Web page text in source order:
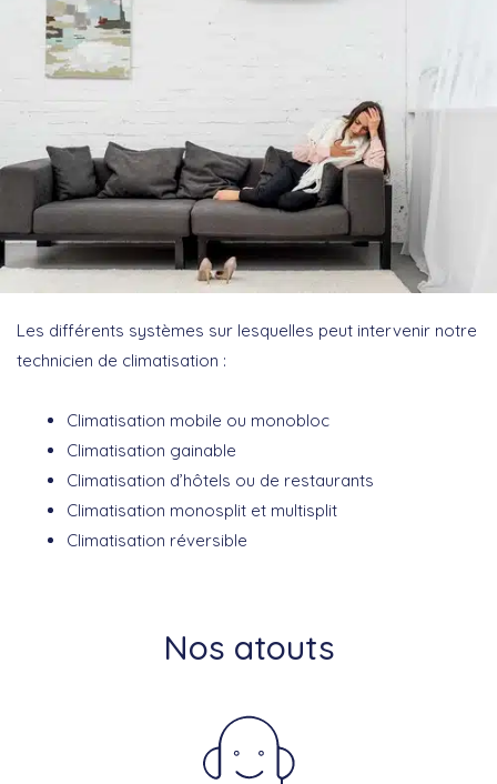
Les différents systèmes sur lesquelles peut intervenir notre
technicien de climatisation :
Climatisation mobile ou monobloc
Climatisation gainable
Climatisation d’hôtels ou de restaurants
Climatisation monosplit et multisplit
Climatisation réversible
Nos atouts